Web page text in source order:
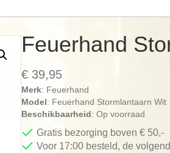
Feuerhand
€ 39,95
Merk: Feuerhand
Model: Feuerhand Stormlantaarn Wit
Beschikbaarheid: Op voorraad
Gratis bezorging boven € 50,-
Voor 17:00 besteld, de